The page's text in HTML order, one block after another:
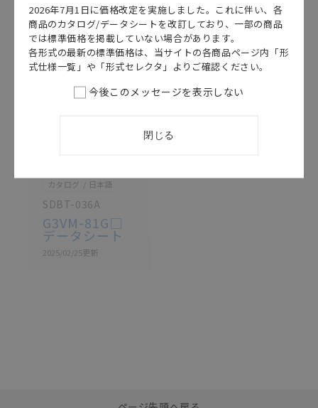
のもそのまま記載しています。・誤字、脱字が含まれ
ている可能性がありますがご容赦ください。
記載されているサービス内容や連絡先等は作成当時の
ものであり、変更・改定させていただいている可能性
え、ご用命下さいますようお願いいたします。
カタログ 日本語
SDBT-036A
G3VM-81G□
データシート
2025/02/25更新
2026年7月1日に価格改定を実施しました。これに伴い、各
商品のカタログ/データシートを改訂しており、一部の商品
では標準価格を掲載していない場合があります。
各形式の最新の標準価格は、当サイトの各商品ページ内「形
式仕様一覧」や「形式セレクタ」よりご確認ください。
今後このメッセージを表示しない
閉じる